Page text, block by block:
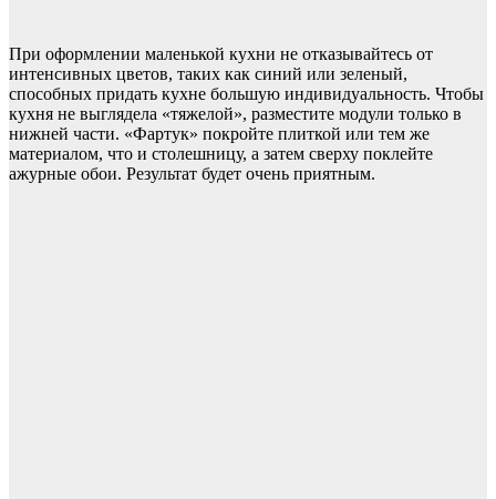
При оформлении маленькой кухни не отказывайтесь от
интенсивных цветов, таких как синий или зеленый,
способных придать кухне большую индивидуальность. Чтобы
кухня не выглядела «тяжелой», разместите модули только в
нижней части. «Фартук» покройте плиткой или тем же
материалом, что и столешницу, а затем сверху поклейте
ажурные обои. Результат будет очень приятным.